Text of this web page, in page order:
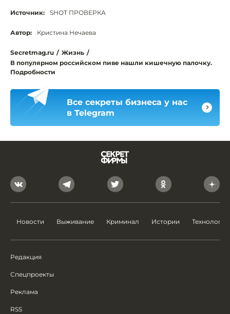
Источник: SHOT ПРОВЕРКА
Автор: Кристина Нечаева
Secretmag.ru / Жизнь /
В популярном российском пиве нашли кишечную палочку.
Подробности
Все секреты бизнеса у нас
в Telegram
Новости Выживание Криминал Истории Технологии
Редакция
Спецпроекты
Реклама
RSS